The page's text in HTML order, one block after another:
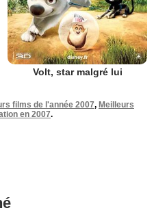
Volt, star malgré lui
films de l'année 2007, Meilleurs
en 2007.